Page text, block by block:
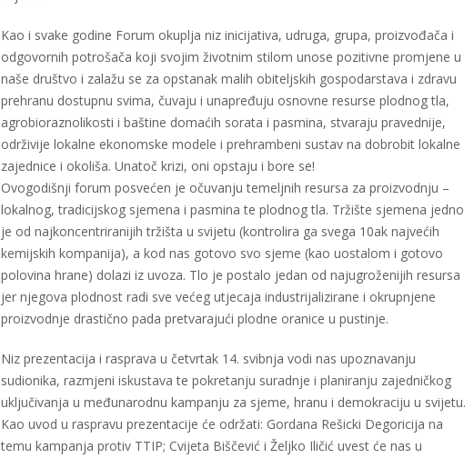
Kao i svake godine Forum okuplja niz inicijativa, udruga, grupa, proizvođača i
odgovornih potrošača koji svojim životnim stilom unose pozitivne promjene u
naše društvo i zalažu se za opstanak malih obiteljskih gospodarstava i zdravu
prehranu dostupnu svima, čuvaju i unapređuju osnovne resurse plodnog tla,
agrobioraznolikosti i baštine domaćih sorata i pasmina, stvaraju pravednije,
održivije lokalne ekonomske modele i prehrambeni sustav na dobrobit lokalne
zajednice i okoliša. Unatoč krizi, oni opstaju i bore se!
Ovogodišnji forum posvećen je očuvanju temeljnih resursa za proizvodnju –
lokalnog, tradicijskog sjemena i pasmina te plodnog tla. Tržište sjemena jedno
je od najkoncentriranijih tržišta u svijetu (kontrolira ga svega 10ak najvećih
kemijskih kompanija), a kod nas gotovo svo sjeme (kao uostalom i gotovo
polovina hrane) dolazi iz uvoza. Tlo je postalo jedan od najugroženijih resursa
jer njegova plodnost radi sve većeg utjecaja industrijalizirane i okrupnjene
proizvodnje drastično pada pretvarajući plodne oranice u pustinje.
Niz prezentacija i rasprava u četvrtak 14. svibnja vodi nas upoznavanju
sudionika, razmjeni iskustava te pokretanju suradnje i planiranju zajedničkog
uključivanja u međunarodnu kampanju za sjeme, hranu i demokraciju u svijetu.
Kao uvod u raspravu prezentacije će održati: Gordana Rešicki Degoricija na
temu kampanja protiv TTIP; Cvijeta Biščević i Željko Iličić uvest će nas u